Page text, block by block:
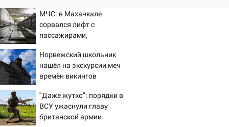
судить за неуплату 48,4 млн рублей
налогов
09:28
Дети на дорогах: пострадали
велосипедисты, мотоциклисты и
пешеходы. Обзор крупных аварий в
Ульяновской области
08:30
Поджог со свечой, 16 сгоревших
домов и выстрел за водку
07:50
Какая погоды будет днем 8
МЧС: в Махачкале
сорвался лифт с
пассажирами,
человека
Норвежский школьник
нашёл на экскурсии меч
времён викингов
"Даже жутко": порядки в
ВСУ ужаснули главу
британской армии